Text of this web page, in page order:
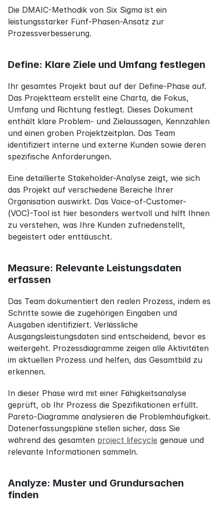
Die DMAIC-Methodik von Six Sigma ist ein
leistungsstarker Fünf-Phasen-Ansatz zur
Prozessverbesserung.
Define: Klare Ziele und Umfang festlegen
Ihr gesamtes Projekt baut auf der Define-Phase auf.
Das Projektteam erstellt eine Charta, die Fokus,
Umfang und Richtung festlegt. Dieses Dokument
enthält klare Problem- und Zielaussagen, Kennzahlen
und einen groben Projektzeitplan. Das Team
identifiziert interne und externe Kunden sowie deren
spezifische Anforderungen.
Eine detaillierte Stakeholder-Analyse zeigt, wie sich
das Projekt auf verschiedene Bereiche Ihrer
Organisation auswirkt. Das Voice-of-Customer-
(VOC)-Tool ist hier besonders wertvoll und hilft Ihnen
zu verstehen, was Ihre Kunden zufriedenstellt,
begeistert oder enttäuscht.
Measure: Relevante Leistungsdaten
erfassen
Das Team dokumentiert den realen Prozess, indem es
Schritte sowie die zugehörigen Eingaben und
Ausgaben identifiziert. Verlässliche
Ausgangsleistungsdaten sind entscheidend, bevor es
weitergeht. Prozessdiagramme zeigen alle Aktivitäten
im aktuellen Prozess und helfen, das Gesamtbild zu
erkennen.
In dieser Phase wird mit einer Fähigkeitsanalyse
geprüft, ob Ihr Prozess die Spezifikationen erfüllt.
Pareto-Diagramme analysieren die Problemhäufigkeit.
Datenerfassungspläne stellen sicher, dass Sie
während des gesamten project lifecycle genaue und
relevante Informationen sammeln.
Analyze: Muster und Grundursachen
finden